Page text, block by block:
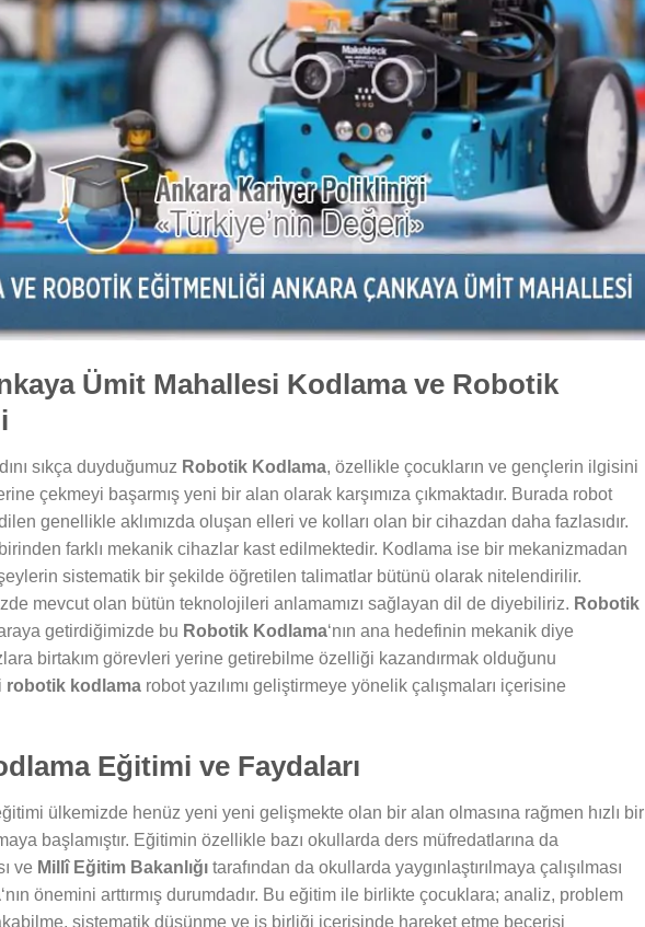
Ümit Mahallesi Kodlama ve Robotik
sıkça duyduğumuz Robotik Kodlama, özellikle çocukların ve gençlerin ilgisini
çekmeyi başarmış yeni bir alan olarak karşımıza çıkmaktadır. Burada robot
genellikle aklımızda oluşan elleri ve kolları olan bir cihazdan daha fazlasıdır.
farklı mekanik cihazlar kast edilmektedir. Kodlama ise bir mekanizmadan
sistematik bir şekilde öğretilen talimatlar bütünü olarak nitelendirilir.
mevcut olan bütün teknolojileri anlamamızı sağlayan dil de diyebiliriz. Robotik
getirdiğimizde bu Robotik Kodlama‘nın ana hedefinin mekanik diye
birtakım görevleri yerine getirebilme özelliği kazandırmak olduğunu
robotik kodlama robot yazılımı geliştirmeye yönelik çalışmaları içerisine
Eğitimi ve Faydaları
ülkemizde henüz yeni yeni gelişmekte olan bir alan olmasına rağmen hızlı bir
başlamıştır. Eğitimin özellikle bazı okullarda ders müfredatlarına da
ve Millî Eğitim Bakanlığı tarafından da okullarda yaygınlaştırılmaya çalışılması
‘nın önemini arttırmış durumdadır. Bu eğitim ile birlikte çocuklara; analiz, problem
sistematik düşünme ve iş birliği içerisinde hareket etme becerisi